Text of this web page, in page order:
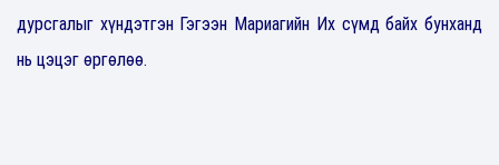
дурсгалыг хүндэтгэн Гэгээн Мариагийн Их сүмд байх бунханд
нь цэцэг өргөлөө.